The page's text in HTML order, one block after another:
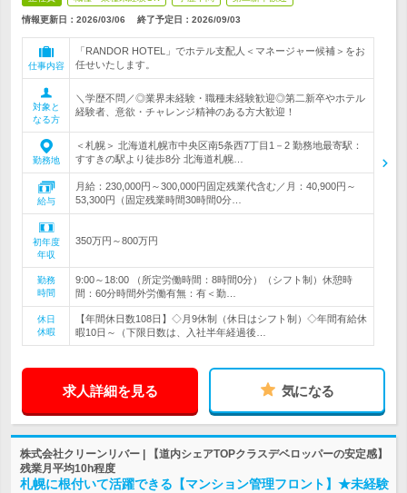
情報更新日：2026/03/06 終了予定日： 2026/09/03
仕事内容
「RANDOR HOTEL」でホテル支配人＜マネージャー候補＞をお
任せいたします。
対象と
なる方
＼学歴不問／◎業界未経験・職種未経験歓迎◎第二新卒やホテル
経験者、意欲・チャレンジ精神のある方大歓迎！
勤務地
＜札幌＞ 北海道札幌市中央区南5条西7丁目1－2 勤務地最寄駅：
すすきの駅より徒歩8分 北海道札幌…
給与
月給：230,000円～300,000円固定残業代含む／月：40,900円～
53,300円（固定残業時間30時間0分…
初年度
年収
350万円～800万円
勤務
時間
9:00～18:00 （所定労働時間：8時間0分）（シフト制）休憩時
間：60分時間外労働有無：有＜勤…
休日
休暇
【年間休日数108日】◇月9休制（休日はシフト制）◇年間有給休
暇10日～（下限日数は、入社半年経過後…
求人詳細を見る 気になる
株式会社クリーンリバー | 【道内シェアTOPクラスデベロッパーの安定感】
残業月平均10h程度
札幌に根付いて活躍できる【マンション管理フロント】★未経験